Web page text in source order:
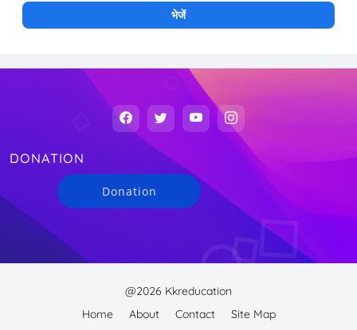
DONATION
Donation
@2026 Kkreducation
Home
About Contact Site Map